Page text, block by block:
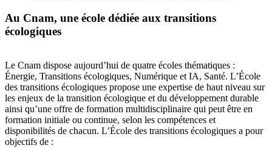
Au Cnam, une école dédiée aux transitions
écologiques
Le Cnam dispose aujourd’hui de quatre écoles thématiques :
Énergie, Transitions écologiques, Numérique et IA, Santé. L’École
des transitions écologiques propose une expertise de haut niveau sur
les enjeux de la transition écologique et du développement durable
ainsi qu’une offre de formation multidisciplinaire qui peut être en
formation initiale ou continue, selon les compétences et
disponibilités de chacun. L’École des transitions écologiques a pour
objectifs de :